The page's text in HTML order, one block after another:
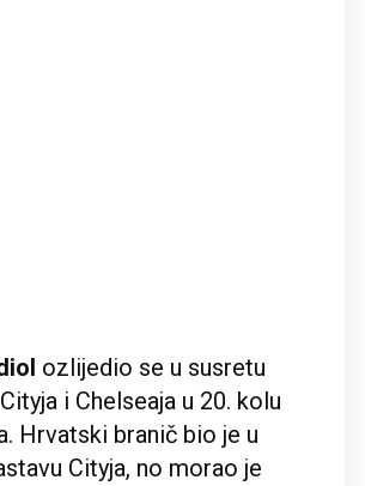
ozlijedio se u susretu
i Chelseaja u 20. kolu
Hrvatski branič bio je u
Cityja, no morao je